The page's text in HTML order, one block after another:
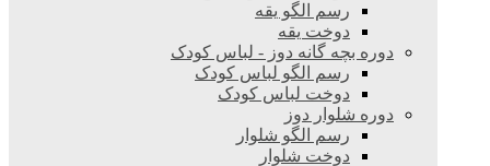
رسم الگو یقه
دوخت یقه
دوره بچه گانه دوز - لباس کودک
رسم الگو لباس کودک
دوخت لباس کودک
دوره شلوار دوز
رسم الگو شلوار
دوخت شلوار